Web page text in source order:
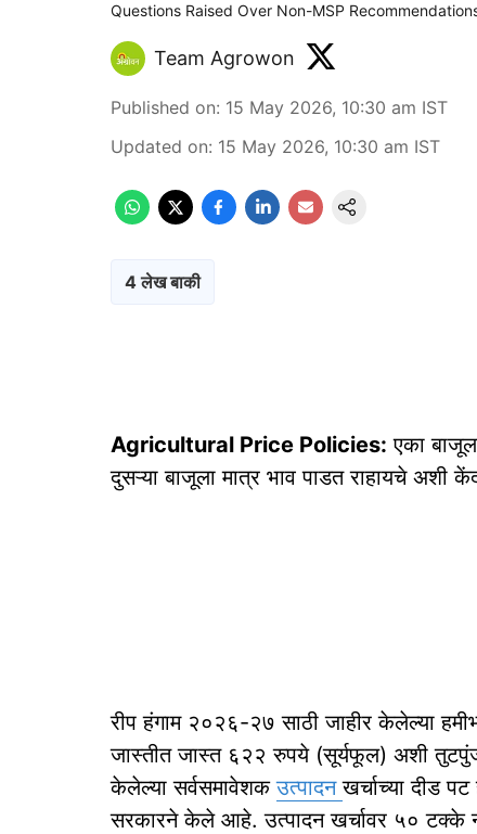
Questions Raised Over Non-MSP
Team Agrowon
Published on: 15 May 2026, 10:30 am IST
Updated on: 15 May 2026, 10:30 am IST
4 लेख बाकी
Agricultural Price Policies: एका
दुसऱ्या बाजूला मात्र भाव पाडत राहायचे अशी
रीप हंगाम २०२६-२७ साठी जाहीर केलेल्या
जास्तीत जास्त ६२२ रुपये (सूर्यफूल) अशी
केलेल्या सर्वसमावेशकउत्पादनखर्चाच्या दीड
सरकारने केले आहे. उत्पादन खर्चावर ५० टक्के